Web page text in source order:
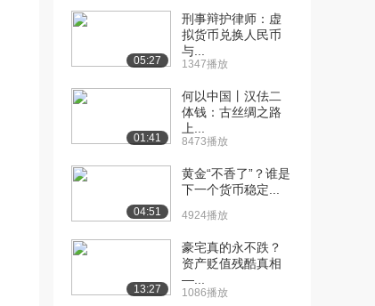
[10] 人民币发行方式与通
9.2万播放
15:50
[11] 人民币发行方式与通
15:51
[12] 人民币发行方式与通
15:43
[13] 人民币发行方式与通
待播放
05:27
刑事辩护律师：虚
拟货币兑换人民币
与...
1347播放
01:41
何以中国丨汉佉二
体钱：古丝绸之路
上...
8473播放
04:51
黄金“不香了”？谁是
下一个货币稳定...
4924播放
13:27
豪宅真的永不跌？
资产贬值残酷真相
—...
1086播放